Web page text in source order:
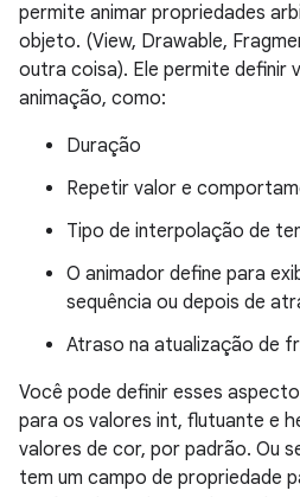
permite animar propriedades
objeto. (View, Drawable,
outra coisa). Ele permite definir
animação, como:
Duração
Repetir valor e
Tipo de interpolação de
O animador define para
sequência ou depois de
Atraso na atualização de
Você pode definir esses
para os valores int, flutuante e
valores de cor, por padrão. Ou
tem um campo de propriedade